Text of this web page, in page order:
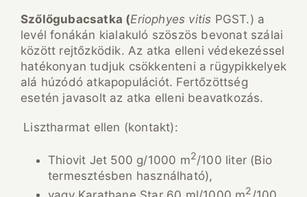
Szőlőgubacsatka (Eriophyes vitis PGST.) a
levél fonákán kialakuló szöszös bevonat szálai
között rejtőzködik. Az atka elleni védekezéssel
hatékonyan tudjuk csökkenteni a rügypikkelyek
alá húzódó atkapopulációt. Fertőzöttség
esetén javasolt az atka elleni beavatkozás.
Lisztharmat ellen (kontakt):
Thiovit Jet 500 g/1000 m2/100 liter (Bio
termesztésben használható),
2